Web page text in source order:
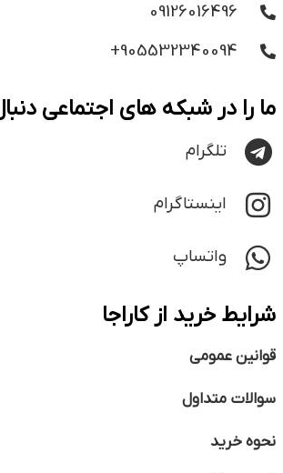
09126016496
905532340094+
ما را در شبکه های اجتماعی
تلگرام
اینستاگرام
واتساپ
شرایط خرید از کاراجا
قوانین عمومی
سوالات متداول
نحوه خرید